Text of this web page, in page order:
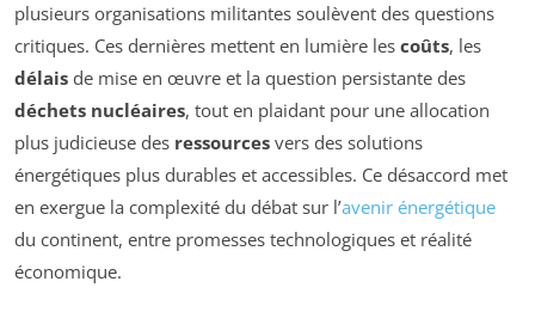
plusieurs organisations militantes soulèvent des questions
critiques. Ces dernières mettent en lumière les coûts, les
délais de mise en œuvre et la question persistante des
déchets nucléaires, tout en plaidant pour une allocation
plus judicieuse des ressources vers des solutions
énergétiques plus durables et accessibles. Ce désaccord met
en exergue la complexité du débat sur l’avenir énergétique
du continent, entre promesses technologiques et réalité
économique.